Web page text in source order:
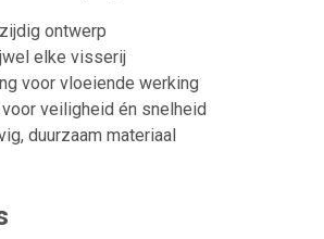
ontwerp
elke visserij
voor vloeiende werking
veiligheid én snelheid
duurzaam materiaal